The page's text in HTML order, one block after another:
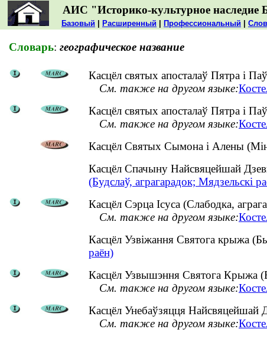
АИС "Историко-культурное наследие
Базовый Расширенный Профессиональный
Словарь: географическое название
Касцёл святых апосталаў Пятра і
См. также на другом языке:
Касцёл святых апосталаў Пятра і
См. также на другом языке:
Касцёл Святых Сымона і Алены
Касцёл Спачыну Найсвяцейшай
(Будслаў, аграгарадок; Мядзельскі
Касцёл Сэрца Ісуса (Слабодка,
См. также на другом языке:
Касцёл Узвіжання Святога крыжа
раён)
Касцёл Узвышэння Святога Крыжа
См. также на другом языке:
Касцёл Унебаўзяцця Найсвяцейшай
См. также на другом языке: